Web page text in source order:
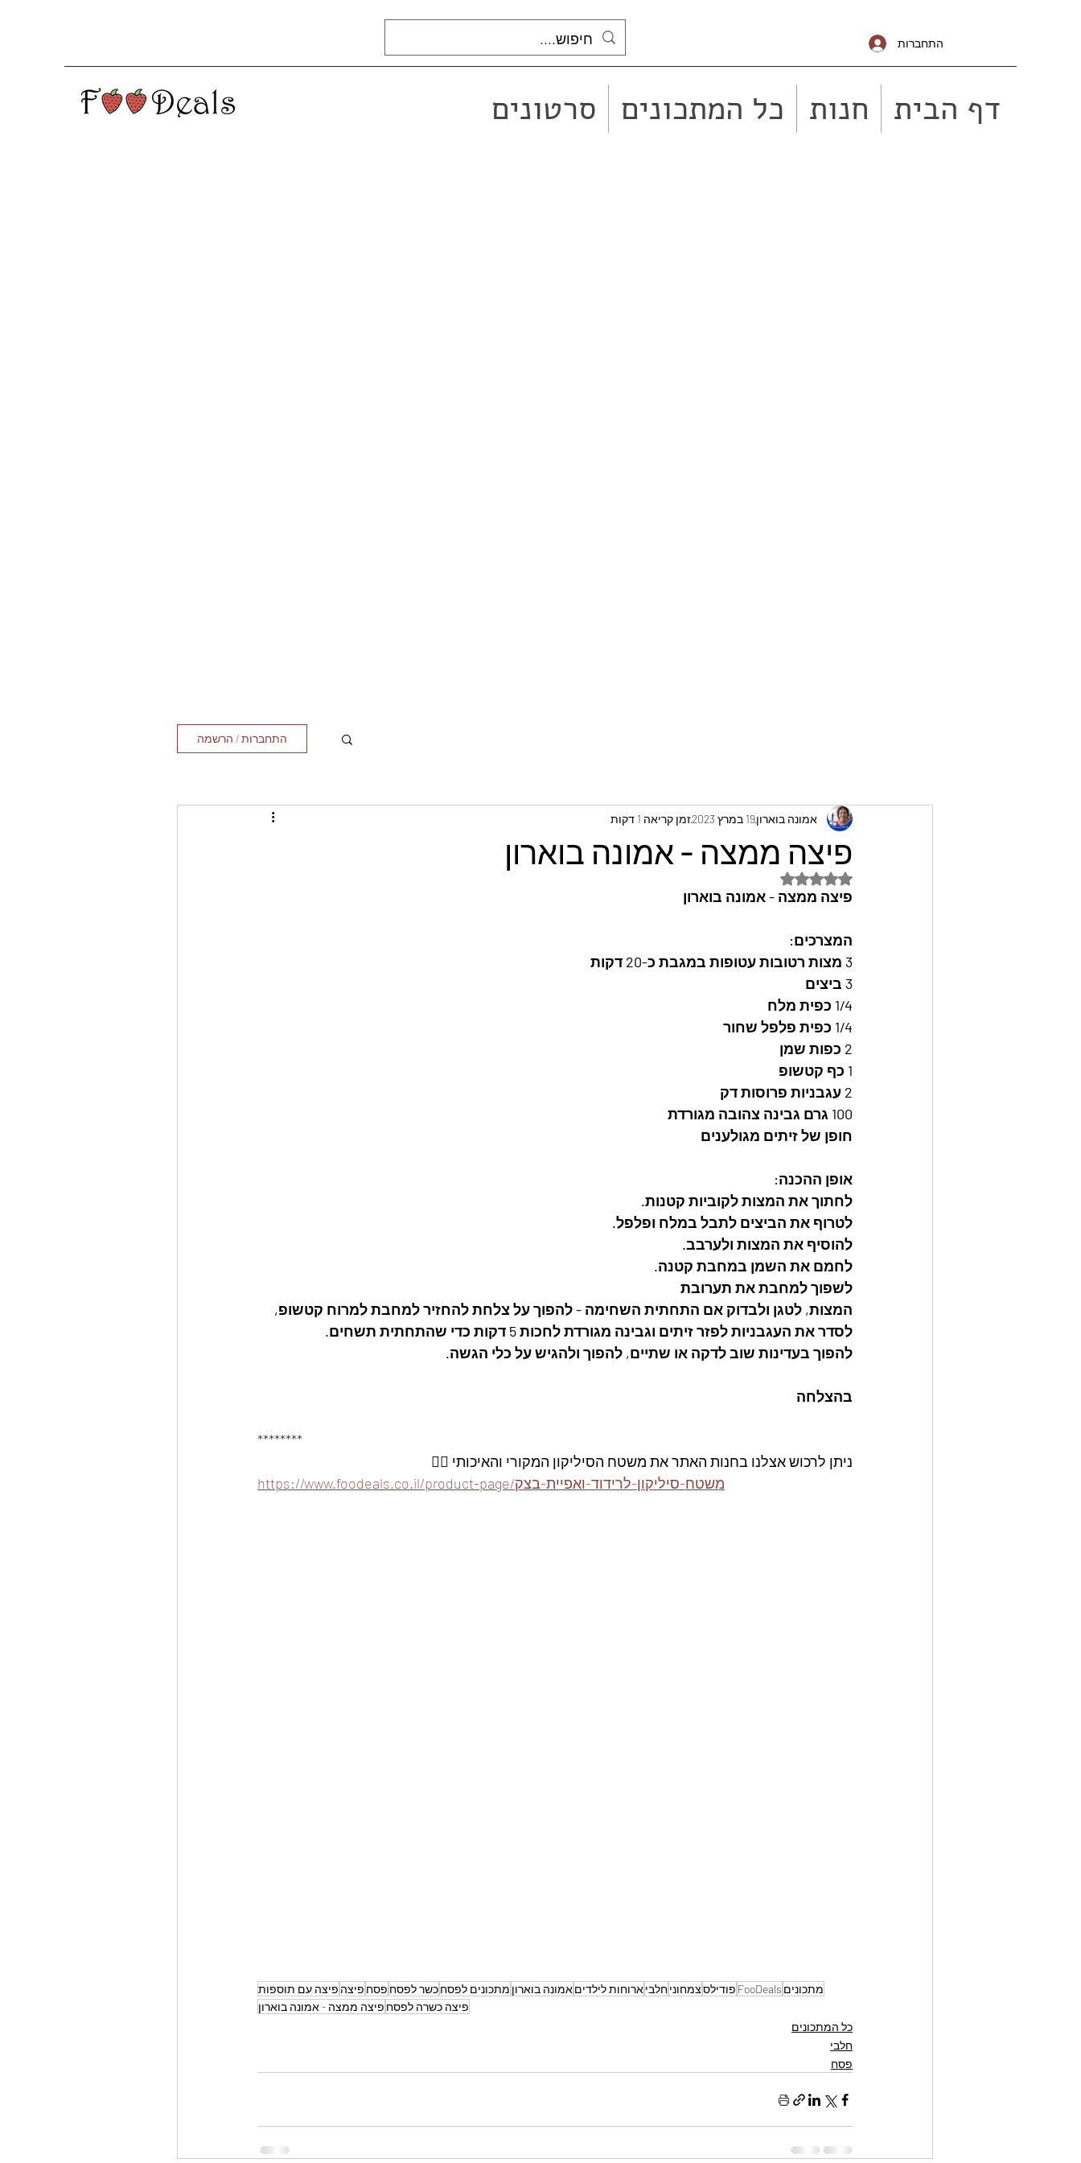
התחברות
דף הבית חנות כל המתכונים סרטונים
התחברות / הרשמה
פיצה ממצה - אמונה בוארון
אמונה בוארון19 במרץ 2023 זמן קריאה 1 דקות
דירוג של NaN מתוך 5 כוכבים
פיצה ממצה - אמונה בוארון
המצרכים:
3 מצות רטובות עטופות במגבת כ-20 דקות
3 ביצים
1/4 כפית מלח
1/4 כפית פלפל שחור
2 כפות שמן
1 כף קטשופ
2 עגבניות פרוסות דק
100 גרם גבינה צהובה מגורדת
חופן של זיתים מגולענים
אופן ההכנה:
לחתוך את המצות לקוביות קטנות.
לטרוף את הביצים לתבל במלח ופלפל.
להוסיף את המצות ולערבב.
לחמם את השמן במחבת קטנה.
לשפוך למחבת את תערובת
המצות, לטגן ולבדוק אם התחתית השחימה - להפוך על צלחת להחזיר למחבת למרוח קטשופ,
לסדר את העגבניות לפזר זיתים וגבינה מגורדת לחכות 5 דקות כדי שהתחתית תשחים.
להפוך בעדינות שוב לדקה או שתיים, להפוך ולהגיש על כלי הגשה.
בהצלחה
********
ניתן לרכוש אצלנו בחנות האתר את משטח הסיליקון המקורי והאיכותי 👇🏽
https://www.foodeals.co.il/product-page/משטח-סיליקון-לרידוד-ואפיית-בצק
מתכונים FooDeals פודילסצמחוניחלביארוחות לילדיםאמונה בוארון מתכונים לפסחכשר לפסח פסח פיצה פיצה עם תוספות
פיצה כשרה לפסח פיצה ממצה - אמונה בוארון
כל המתכונים
חלבי
פסח